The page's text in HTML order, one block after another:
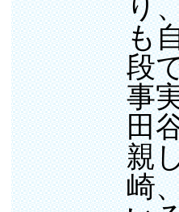
り
も
段
事
田
親
崎